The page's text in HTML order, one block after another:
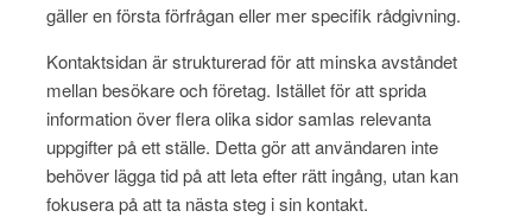
gäller en första förfrågan eller mer specifik rådgivning.
Kontaktsidan är strukturerad för att minska avståndet
mellan besökare och företag. Istället för att sprida
information över flera olika sidor samlas relevanta
uppgifter på ett ställe. Detta gör att användaren inte
behöver lägga tid på att leta efter rätt ingång, utan kan
fokusera på att ta nästa steg i sin kontakt.